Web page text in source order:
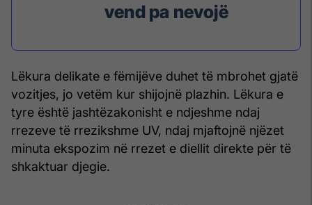
vend pa nevojë
Lëkura delikate e fëmijëve duhet të mbrohet gjatë
vozitjes, jo vetëm kur shijojnë plazhin. Lëkura e
tyre është jashtëzakonisht e ndjeshme ndaj
rrezeve të rrezikshme UV, ndaj mjaftojnë njëzet
minuta ekspozim në rrezet e diellit direkte për të
shkaktuar djegie.